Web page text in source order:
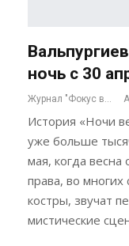
ночь с 30
Журнал "Фокус внимания"
История «Ночи
уже больше
мая, когда весна
права, во многих
костры, звучат
мистические